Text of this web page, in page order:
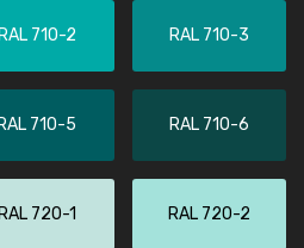
RAL 710-2 RAL 710-3
RAL 710-5 RAL 710-6
RAL 720-1 RAL 720-2